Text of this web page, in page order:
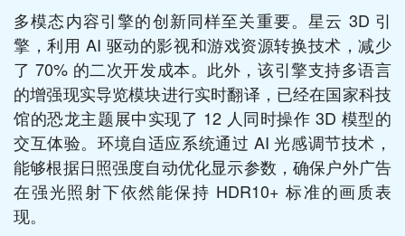
多模态内容引擎的创新同样至关重要。星云 3D 引
擎，利用 AI 驱动的影视和游戏资源转换技术，减少
了 70% 的二次开发成本。此外，该引擎支持多语言
的增强现实导览模块进行实时翻译，已经在国家科技
馆的恐龙主题展中实现了 12 人同时操作 3D 模型的
交互体验。环境自适应系统通过 AI 光感调节技术，
能够根据日照强度自动优化显示参数，确保户外广告
在强光照射下依然能保持 HDR10+ 标准的画质表
现。